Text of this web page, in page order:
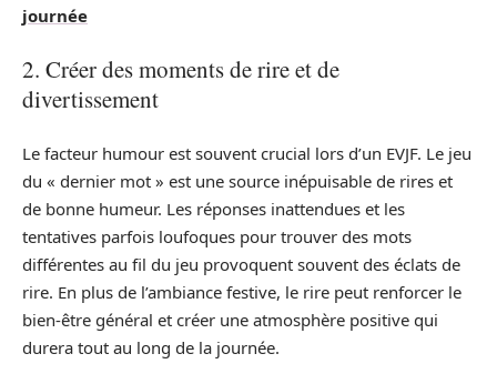
journée
2. Créer des moments de rire et de
divertissement
Le facteur humour est souvent crucial lors d’un EVJF. Le jeu
du « dernier mot » est une source inépuisable de rires et
de bonne humeur. Les réponses inattendues et les
tentatives parfois loufoques pour trouver des mots
différentes au fil du jeu provoquent souvent des éclats de
rire. En plus de l’ambiance festive, le rire peut renforcer le
bien-être général et créer une atmosphère positive qui
durera tout au long de la journée.